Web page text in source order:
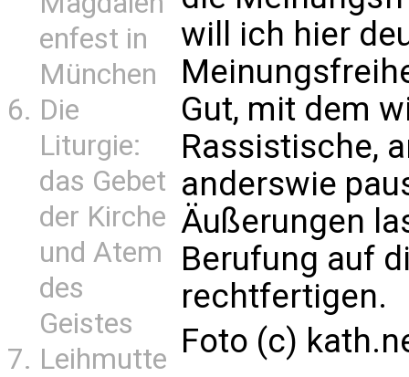
enfest in
München
Die
Liturgie:
das Gebet
der Kirche
und Atem
des
Geistes
Leihmutte
will ich hier
Gut, mit dem
Rassistische,
anderswie
Äußerungen
Berufung auf
rechtfertigen.
Foto (c)